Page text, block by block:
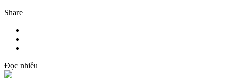
Share
Đọc nhiều